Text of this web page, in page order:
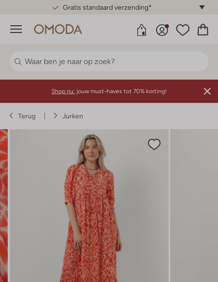
Gratis standaard verzending*
Menu
Shop nu: jouw must-haves tot 70% korting!
Terug Jurken